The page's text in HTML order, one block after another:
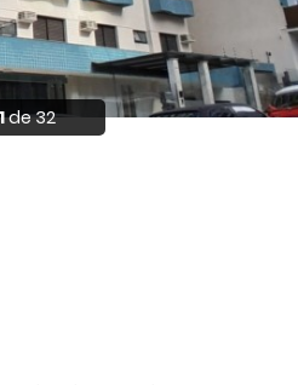
de 32